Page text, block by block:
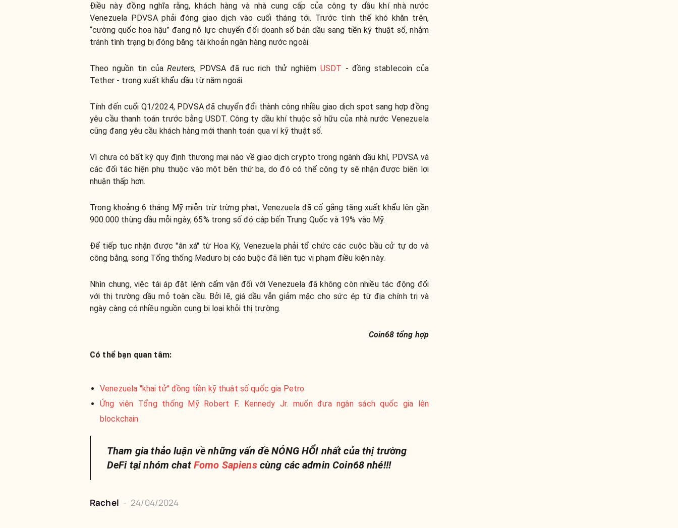
Điều này đồng nghĩa rằng, khách hàng và nhà cung cấp của công ty dầu khí nhà nước
Venezuela PDVSA phải đóng giao dịch vào cuối tháng tới. Trước tình thế khó khăn trên,
“cường quốc hoa hậu” đang nỗ lực chuyển đổi doanh số bán dầu sang tiền kỹ thuật số, nhằm
tránh tình trạng bị đóng băng tài khoản ngân hàng nước ngoài.
Theo nguồn tin củaReuters, PDVSA đã rục rịch thử nghiệm USDT - đồng stablecoin của
Tether - trong xuất khẩu dầu từ năm ngoái.
Tính đến cuối Q1/2024, PDVSA đã chuyển đổi thành công nhiều giao dịch spot sang hợp đồng
yêu cầu thanh toán trước bằng USDT. Công ty dầu khí thuộc sở hữu của nhà nước Venezuela
cũng đang yêu cầu khách hàng mới thanh toán qua ví kỹ thuật số.
Vì chưa có bất kỳ quy định thương mại nào về giao dịch crypto trong ngành dầu khí, PDVSA và
các đối tác hiện phụ thuộc vào một bên thứ ba, do đó có thể công ty sẽ nhận được biên lợi
nhuận thấp hơn.
Trong khoảng 6 tháng Mỹ miễn trừ trừng phạt, Venezuela đã cố gắng tăng xuất khẩu lên gần
900.000 thùng dầu mỗi ngày, 65% trong số đó cập bến Trung Quốc và 19% vào Mỹ.
Để tiếp tục nhận được "ân xá" từ Hoa Kỳ, Venezuela phải tổ chức các cuộc bầu cử tự do và
công bằng, song Tổng thống Maduro bị cáo buộc đã liên tục vi phạm điều kiện này.
Nhìn chung, việc tái áp đặt lệnh cấm vận đối với Venezuela đã không còn nhiều tác động đối
với thị trường dầu mỏ toàn cầu. Bởi lẽ, giá dầu vẫn giảm mặc cho sức ép từ địa chính trị và
ngày càng có nhiều nguồn cung bị loại khỏi thị trường.
Coin68 tổng hợp
Có thể bạn quan tâm:
Venezuela "khai tử" đồng tiền kỹ thuật số quốc gia Petro
Ứng viên Tổng thống Mỹ Robert F. Kennedy Jr. muốn đưa ngân sách quốc gia lên
blockchain
Tham gia thảo luận về những vấn đề NÓNG HỔI nhất của thị trường
DeFi tại nhóm chat Fomo Sapiens cùng các admin Coin68 nhé!!!
Rachel - 24/04/2024